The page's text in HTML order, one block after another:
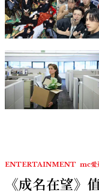
ENTERTAINMENT mc愛
《成名在望》